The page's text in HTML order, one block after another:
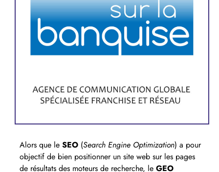
Alors que le SEO (Search Engine Optimization) a pour
objectif de bien positionner un site web sur les pages
de résultats des moteurs de recherche, le GEO